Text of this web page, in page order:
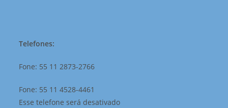
Telefones:
Fone: 55 11 2873-2766
Fone: 55 11 4528-4461
Esse telefone será desativado